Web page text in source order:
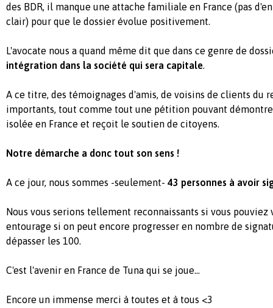
des BDR, il manque une attache familiale en France (pas
clair) pour que le dossier évolue positivement.
L'avocate nous a quand même dit que dans ce genre de
intégration dans la société qui sera capitale.
A ce titre, des témoignages d'amis, de voisins de clients du
importants, tout comme tout une pétition pouvant
isolée en France et reçoit le soutien de citoyens.
Notre démarche a donc tout son sens !
A ce jour, nous sommes -seulement- 43 personnes à avoir
Nous vous serions tellement reconnaissants si vous pouviez
entourage si on peut encore progresser en nombre de
dépasser les 100.
C'est l'avenir en France de Tuna qui se joue...
Encore un immense merci à toutes et à tous <3